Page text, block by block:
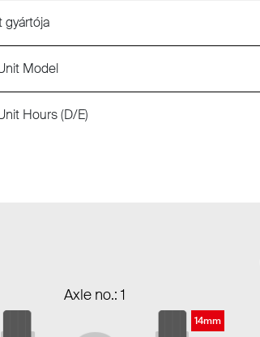
gyártója
Model
Hours (D/E)
Axle no.: 1
14mm